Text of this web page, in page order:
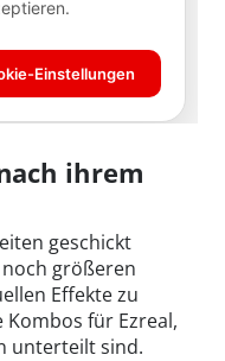
ihrem
geschickt
größeren
Effekte zu
für Ezreal,
unterteilt sind.